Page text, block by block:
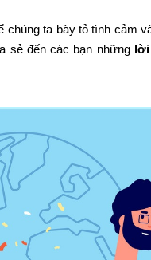
chúng ta bày tỏ tình
sẻ đến các bạn những lời